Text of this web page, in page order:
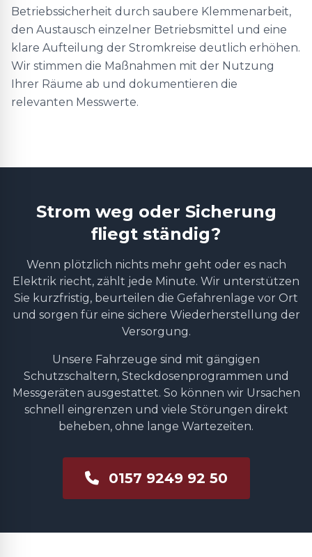
Betriebssicherheit durch saubere Klemmenarbeit,
den Austausch einzelner Betriebsmittel und eine
klare Aufteilung der Stromkreise deutlich erhöhen.
Wir stimmen die Maßnahmen mit der Nutzung
Ihrer Räume ab und dokumentieren die
relevanten Messwerte.
Strom weg oder Sicherung
fliegt ständig?
Wenn plötzlich nichts mehr geht oder es nach
Elektrik riecht, zählt jede Minute. Wir unterstützen
Sie kurzfristig, beurteilen die Gefahrenlage vor Ort
und sorgen für eine sichere Wiederherstellung der
Versorgung.
Unsere Fahrzeuge sind mit gängigen
Schutzschaltern, Steckdosenprogrammen und
Messgeräten ausgestattet. So können wir Ursachen
schnell eingrenzen und viele Störungen direkt
beheben, ohne lange Wartezeiten.
0157 9249 92 50